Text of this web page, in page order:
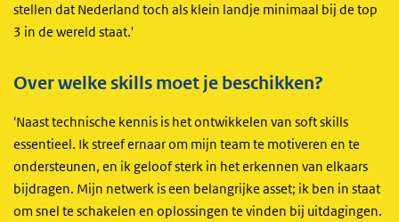
stellen dat Nederland toch als klein landje minimaal bij de top
3 in de wereld staat.'
Over welke skills moet je beschikken?
'Naast technische kennis is het ontwikkelen van soft skills
essentieel. Ik streef ernaar om mijn team te motiveren en te
ondersteunen, en ik geloof sterk in het erkennen van elkaars
bijdragen. Mijn netwerk is een belangrijke asset; ik ben in staat
om snel te schakelen en oplossingen te vinden bij uitdagingen.